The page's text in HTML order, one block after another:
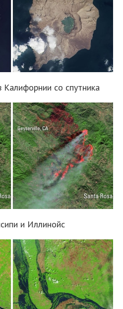
со спутника
и Иллинойс